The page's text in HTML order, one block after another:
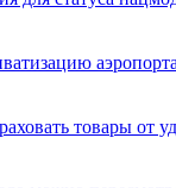
товары от